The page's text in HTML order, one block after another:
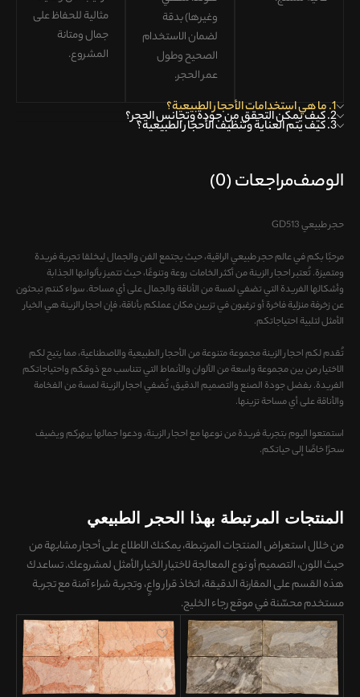
وغيرها) بدقة
لضمانالاستخدام
الصحيح وطول
عمر الحجر.
مثاليةللحفاظ على
جمال ومتانة
المشروع.
1. ما هي استخدامات الأحجار الطبيعية؟
2. كيف يمكن التحقق من جودة وتجانس الحجر؟
3. كيف يتم العناية وتنظيف الأحجار الطبيعية؟
الوصفمراجعات (0)
حجر طبيعي GD513
مرحبًا بكم في عالم حجر طبيعي الراقية، حيث يجتمع الفن والجمال ليخلقا تجربة فريدة
ومتميزة. تُعتبر احجار الزینة من أكثر الخامات روعة وتنوعًا، حيث تتميز بألوانها الجذابة
وأشكالها الفريدة التي تضفي لمسة من الأناقة والجمال على أي مساحة. سواء كنتم تبحثون
عن زخرفة منزلية فاخرة أو ترغبون في تزيين مكان عملكم بأناقة، فإن احجار الزینة هي الخيار
الأمثل لتلبية احتياجاتكم.
تُقدم لكم احجار الزینة مجموعة متنوعة من الأحجار الطبيعية والاصطناعية، مما يتيح لكم
الاختيار من بين مجموعة واسعة من الألوان والأنماط التي تتناسب مع ذوقكم واحتياجاتكم
الفريدة. بفضل جودة الصنع والتصميم الدقيق، تُضفي احجار الزینة لمسة من الفخامة
والأناقة على أي مساحة تزينها.
استمتعوا اليوم بتجربة فريدة من نوعها مع احجار الزینة، ودعوا جمالها يبهركم ويضيف
سحرًا خاصًا إلى حياتكم.
المنتجات المرتبطة بهذا الحجر الطبيعي
من خلال استعراض المنتجات المرتبطة، يمكنك الاطلاع علىأحجار مشابهة من
حيث اللون، التصميم أو نوع المعالجةلاختيار الخيار الأمثل لمشروعك. تساعدك
هذه القسم علىالمقارنة الدقيقة، اتخاذ قرار واعٍ، وتجربة شراء آمنةمع تجربة
مستخدم محسّنة في موقع رجاء الخليج.